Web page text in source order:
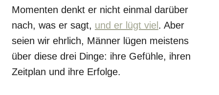
Momenten denkt er nicht einmal darüber
nach, was er sagt, und er lügt viel . Aber
seien wir ehrlich, Männer lügen meistens
über diese drei Dinge: ihre Gefühle, ihren
Zeitplan und ihre Erfolge.